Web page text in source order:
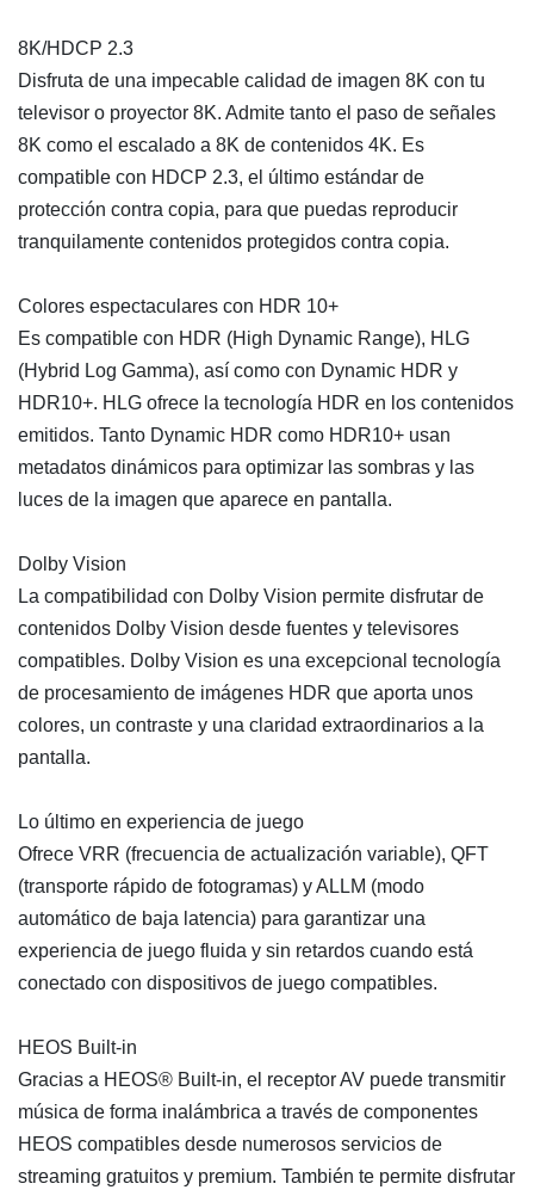
8K/HDCP 2.3
Disfruta de una impecable calidad de imagen 8K con tu
televisor o proyector 8K. Admite tanto el paso de señales
8K como el escalado a 8K de contenidos 4K. Es
compatible con HDCP 2.3, el último estándar de
protección contra copia, para que puedas reproducir
tranquilamente contenidos protegidos contra copia.
Colores espectaculares con HDR 10+
Es compatible con HDR (High Dynamic Range), HLG
(Hybrid Log Gamma), así como con Dynamic HDR y
HDR10+. HLG ofrece la tecnología HDR en los contenidos
emitidos. Tanto Dynamic HDR como HDR10+ usan
metadatos dinámicos para optimizar las sombras y las
luces de la imagen que aparece en pantalla.
Dolby Vision
La compatibilidad con Dolby Vision permite disfrutar de
contenidos Dolby Vision desde fuentes y televisores
compatibles. Dolby Vision es una excepcional tecnología
de procesamiento de imágenes HDR que aporta unos
colores, un contraste y una claridad extraordinarios a la
pantalla.
Lo último en experiencia de juego
Ofrece VRR (frecuencia de actualización variable), QFT
(transporte rápido de fotogramas) y ALLM (modo
automático de baja latencia) para garantizar una
experiencia de juego fluida y sin retardos cuando está
conectado con dispositivos de juego compatibles.
HEOS Built-in
Gracias a HEOS® Built-in, el receptor AV puede transmitir
música de forma inalámbrica a través de componentes
HEOS compatibles desde numerosos servicios de
streaming gratuitos y premium. También te permite disfrutar